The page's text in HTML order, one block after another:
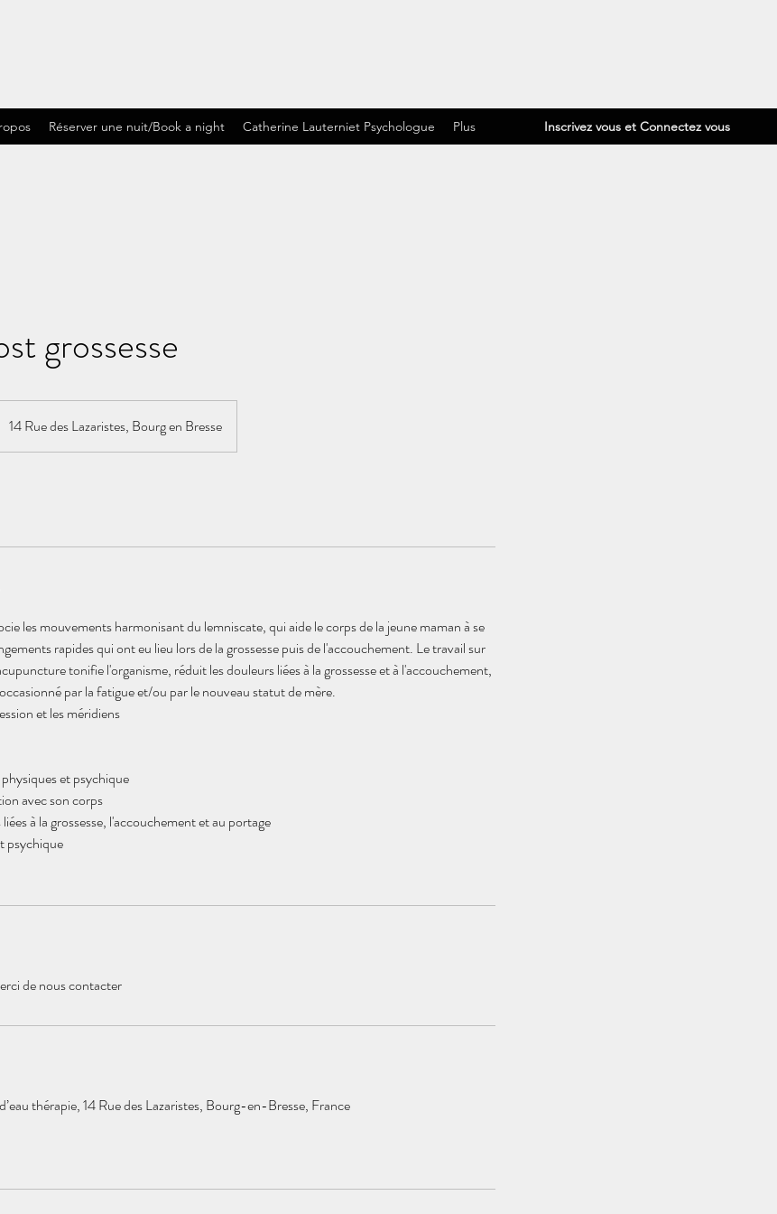
Réserver une nuit/Book a night Catherine Lauterniet Psychologue Plus Inscrivez vous et Connectez vous
grossesse
14 Rue des Lazaristes, Bourg en Bresse
les mouvements harmonisant du lemniscate, qui aide le corps de la jeune maman à se
rapides qui ont eu lieu lors de la grossesse puis de l'accouchement. Le travail sur
tonifie l'organisme, réduit les douleurs liées à la grossesse et à l'accouchement,
par la fatigue et/ou par le nouveau statut de mère.
et les méridiens
et psychique
avec son corps
à la grossesse, l'accouchement et au portage
psychique
de nous contacter
thérapie, 14 Rue des Lazaristes, Bourg-en-Bresse, France